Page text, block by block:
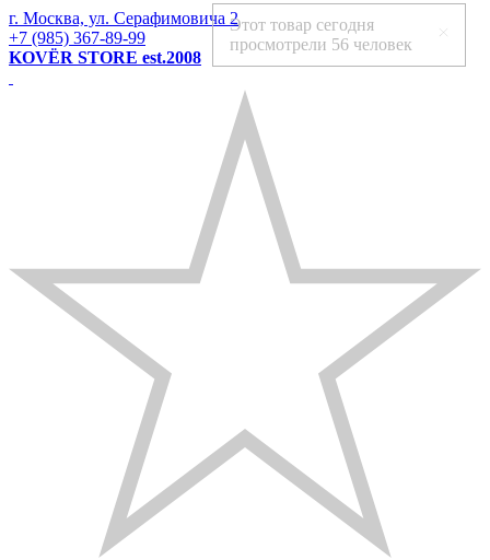
г. Москва, ул. Серафимовича 2
+7 (985) 367-89-99
KOVЁR STORE est.2008
Этот товар сегодня
просмотрели 56 человек